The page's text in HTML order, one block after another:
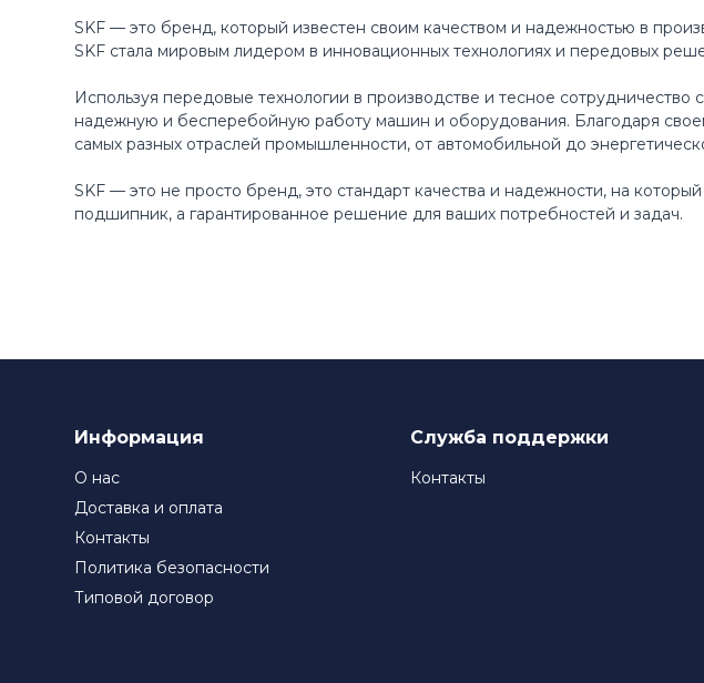
SKF — это бренд, который известен своим качеством и надежностью в
SKF стала мировым лидером в инновационных технологиях и передовых
Используя передовые технологии в производстве и тесное
надежную и бесперебойную работу машин и оборудования. Благодаря
самых разных отраслей промышленности, от автомобильной до
SKF — это не просто бренд, это стандарт качества и надежности, на
подшипник, а гарантированное решение для ваших потребностей и задач.
Информация
О нас
Доставка и оплата
Контакты
Политика безопасности
Типовой договор
Служба поддержки
Контакты